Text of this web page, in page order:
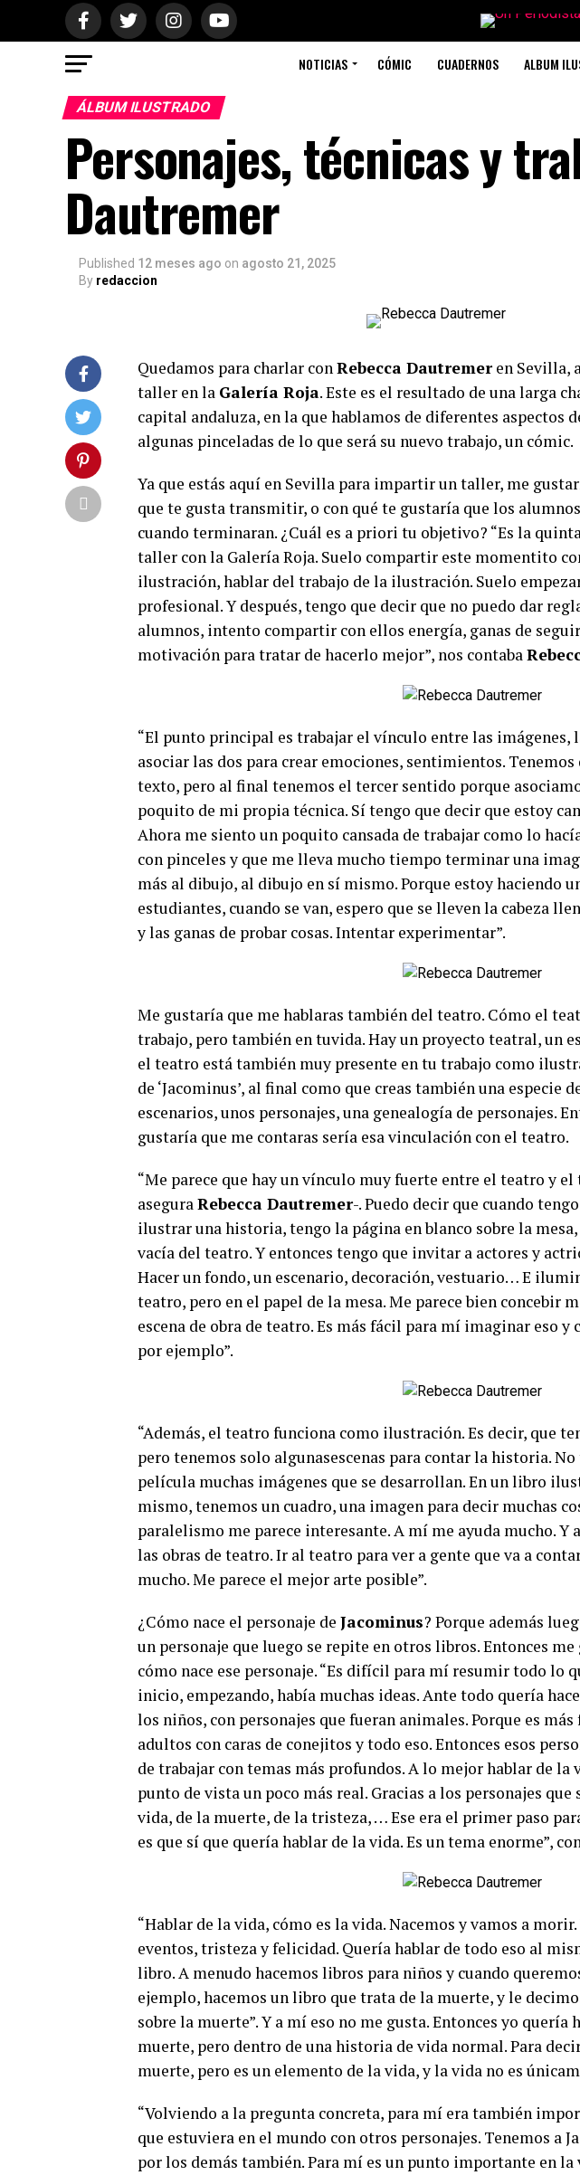
NOTICIAS CÓMIC CUADERNOS ALBUM
ÁLBUM ILUSTRADO
Personajes, técnicas y
Dautremer
Published 12 meses ago on agosto 21, 2025
By redaccion
Quedamos para charlar conRebecca Dautremeren Sevilla,
taller en la Galería Roja. Este es el resultado de una larga
capital andaluza, en la que hablamos de diferentes aspectos
algunas pinceladas de lo que será su nuevo trabajo, un cómic.
Ya que estás aquí en Sevilla para impartir un taller, me
que te gusta transmitir, o con qué te gustaría que los
cuando terminaran. ¿Cuál es a priori tu objetivo? “Es la
taller con la Galería Roja. Suelo compartir este momentito
ilustración, hablar del trabajo de la ilustración. Suelo
profesional. Y después, tengo que decir que no puedo dar
alumnos, intento compartir con ellos energía, ganas de
motivación para tratar de hacerlo mejor”, nos contaba
“El punto principal es trabajar el vínculo entre las
asociar las dos para crear emociones, sentimientos.
texto, pero al final tenemos el tercer sentido porque
poquito de mi propia técnica. Sí tengo que decir que estoy
Ahora me siento un poquito cansada de trabajar como lo
con pinceles y que me lleva mucho tiempo terminar una
más al dibujo, al dibujo en sí mismo. Porque estoy haciendo
estudiantes, cuando se van, espero que se lleven la cabeza
y las ganas de probar cosas. Intentar experimentar”.
Me gustaría que me hablaras también del teatro. Cómo el
trabajo, pero también en tuvida. Hay un proyecto teatral, un
el teatro está también muy presente en tu trabajo como
de ‘Jacominus’, al final como que creas también una especie
escenarios, unos personajes, una genealogía de personajes.
gustaría que me contaras sería esa vinculación con el teatro.
“Me parece que hay un vínculo muy fuerte entre el teatro y
aseguraRebecca Dautremer-. Puedo decir que cuando
ilustrar una historia, tengo la página en blanco sobre la mesa,
vacía del teatro. Y entonces tengo que invitar a actores y
Hacer un fondo, un escenario, decoración, vestuario… E
teatro, pero en el papel de la mesa. Me parece bien concebir
escena de obra de teatro. Es más fácil para mí imaginar eso
por ejemplo”.
“Además, el teatro funciona como ilustración. Es decir, que
pero tenemos solo algunasescenas para contar la historia.
película muchas imágenes que se desarrollan. En un libro
mismo, tenemos un cuadro, una imagen para decir muchas
paralelismo me parece interesante. A mí me ayuda mucho. Y
las obras de teatro. Ir al teatro para ver a gente que va a
mucho. Me parece el mejor arte posible”.
¿Cómo nace el personaje de Jacominus? Porque además
un personaje que luego se repite en otros libros. Entonces
cómo nace ese personaje. “Es difícil para mí resumir todo lo
inicio, empezando, había muchas ideas. Ante todo quería
los niños, con personajes que fueran animales. Porque es
adultos con caras de conejitos y todo eso. Entonces esos
de trabajar con temas más profundos. A lo mejor hablar de la
punto de vista un poco más real. Gracias a los personajes
vida, de la muerte, de la tristeza, … Ese era el primer paso
es que sí que quería hablar de la vida. Es un tema enorme”,
“Hablar de la vida, cómo es la vida. Nacemos y vamos a
eventos, tristeza y felicidad. Quería hablar de todo eso al
libro. A menudo hacemos libros para niños y cuando
ejemplo, hacemos un libro que trata de la muerte, y le
sobre la muerte”. Y a mí eso no me gusta. Entonces yo quería
muerte, pero dentro de una historia de vida normal. Para
muerte, pero es un elemento de la vida, y la vida no es
“Volviendo a la pregunta concreta, para mí era también
que estuviera en el mundo con otros personajes. Tenemos a
por los demás también. Para mí es un punto importante en